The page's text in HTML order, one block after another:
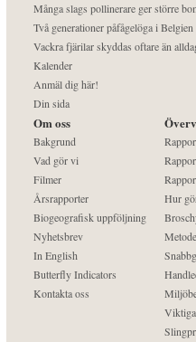
Många slags pollinerare ger större
Två generationer påfågelöga i Belgien
Vackra fjärilar skyddas oftare än
Kalender
Anmäl dig här!
Din sida
Om oss
Bakgrund
Vad gör vi
Filmer
Årsrapporter
Biogeografisk uppföljning
Nyhetsbrev
In English
Butterfly Indicators
Kontakta oss
Hur